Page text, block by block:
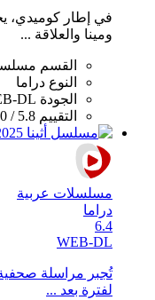
في إطار كوميدي،
ومينا والعلاقة ...
القسم
النوع دراما
الجودة DL
التقييم 5.8 / 10
مسلسلات عربية
دراما
6.4
WEB-DL
تُجبر مراسلة صحفية
لفترة بعد ...